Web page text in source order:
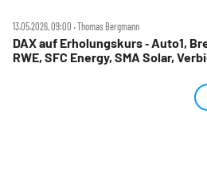
13.05.2026, 09:00 ‧ Thomas Bergmann
DAX auf Erholungskurs ‑ Auto1,
RWE, SFC Energy, SMA Solar,